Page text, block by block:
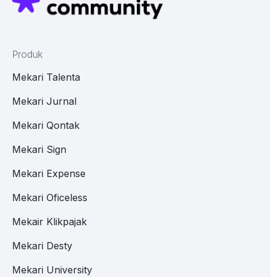
Produk
Mekari Talenta
Mekari Jurnal
Mekari Qontak
Mekari Sign
Mekari Expense
Mekari Oficeless
Mekair Klikpajak
Mekari Desty
Mekari University